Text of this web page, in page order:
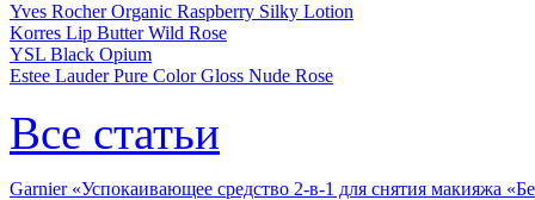
Yves Rocher Organic Raspberry Silky Lotion
Korres Lip Butter Wild Rose
YSL Black Opium
Estee Lauder Pure Color Gloss Nude Rose
Все статьи
Garnier «Успокаивающее средство 2-в-1 для снятия макияжа